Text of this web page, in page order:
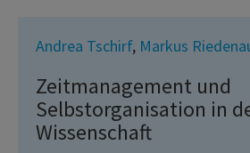
Andrea Tschirf, Markus
Zeitmanagement und
Selbstorganisation in
Wissenschaft